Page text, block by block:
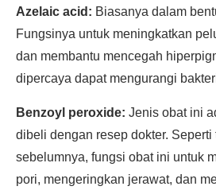
Azelaic acid: Biasanya dalam
Fungsinya untuk meningkatkan
dan membantu mencegah
dipercaya dapat mengurangi
Benzoyl peroxide: Jenis obat ini
dibeli dengan resep dokter.
sebelumnya, fungsi obat ini untuk
pori, mengeringkan jerawat, dan